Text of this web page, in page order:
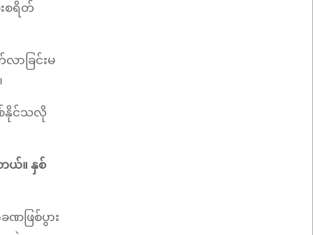
စရိတ်
ာခြင်းမ
စ်နိုင်သလို
ယ်။ နှစ်
ဏဖြစ်ပွား